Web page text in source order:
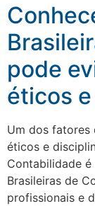
pode
éticos
Um dos fatores
éticos e
Contabilidade
Brasileiras de
profissionais e